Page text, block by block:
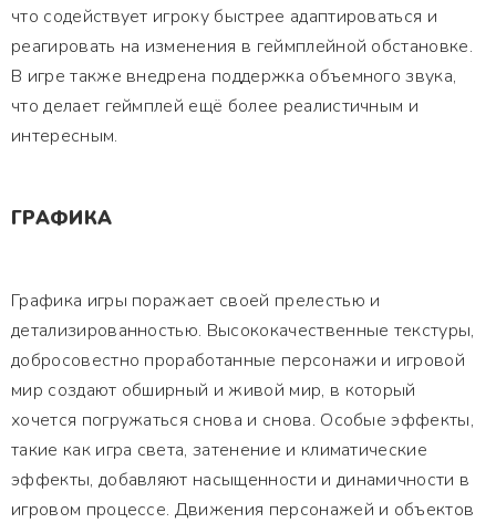
что содействует игроку быстрее адаптироваться и
реагировать на изменения в геймплейной обстановке.
В игре также внедрена поддержка объемного звука,
что делает геймплей ещё более реалистичным и
интересным.
ГРАФИКА
Графика игры поражает своей прелестью и
детализированностью. Высококачественные текстуры,
добросовестно проработанные персонажи и игровой
мир создают обширный и живой мир, в который
хочется погружаться снова и снова. Особые эффекты,
такие как игра света, затенение и климатические
эффекты, добавляют насыщенности и динамичности в
игровом процессе. Движения персонажей и объектов